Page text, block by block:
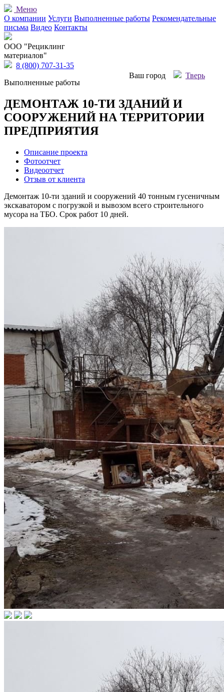
Меню
О компании Услуги Выполненные работы Рекомендательные
письма Видео Контакты
OOO "Рециклинг
материалов"
8 (800) 707-31-35
Ваш город
Тверь
Выполненные работы
ДЕМОНТАЖ 10-ТИ ЗДАНИЙ И
СООРУЖЕНИЙ НА ТЕРРИТОРИИ
ПРЕДПРИЯТИЯ
Описание проекта
Фотоотчет
Видеоотчет
Отзыв от клиента
Демонтаж 10-ти зданий и сооружений 40 тонным гусеничным
экскаватором с погрузкой и вывозом всего строительного
мусора на ТБО. Срок работ 10 дней.